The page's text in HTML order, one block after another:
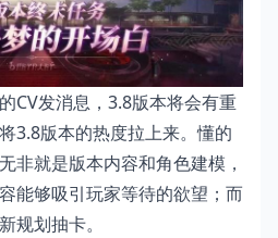
CV发消息，3.8版本将会有重
3.8版本的热度拉上来。懂的
非就是版本内容和角色建模，
能够吸引玩家等待的欲望；而
规划抽卡。